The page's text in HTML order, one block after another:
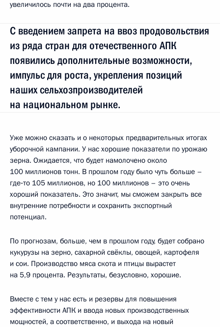
увеличилось почти на два процента.
С введением запрета на ввоз продовольствия
из ряда стран для отечественного АПК
появились дополнительные возможности,
импульс для роста, укрепления позиций
наших сельхозпроизводителей
на национальном рынке.
Уже можно сказать и о некоторых предварительных итогах
уборочной кампании. У нас хорошие показатели по урожаю
зерна. Ожидается, что будет намолочено около
100 миллионов тонн. В прошлом году было чуть больше –
где‑то 105 миллионов, но 100 миллионов – это очень
хороший показатель. Это значит, мы сможем закрыть все
внутренние потребности и сохранить экспортный
потенциал.
По прогнозам, больше, чем в прошлом году, будет собрано
кукурузы на зерно, сахарной свёклы, овощей, картофеля
и сои. Производство мяса скота и птицы вырастет
на 5,9 процента. Результаты, безусловно, хорошие.
Вместе с тем у нас есть и резервы для повышения
эффективности АПК и ввода новых производственных
мощностей, а соответственно, и выхода на новый